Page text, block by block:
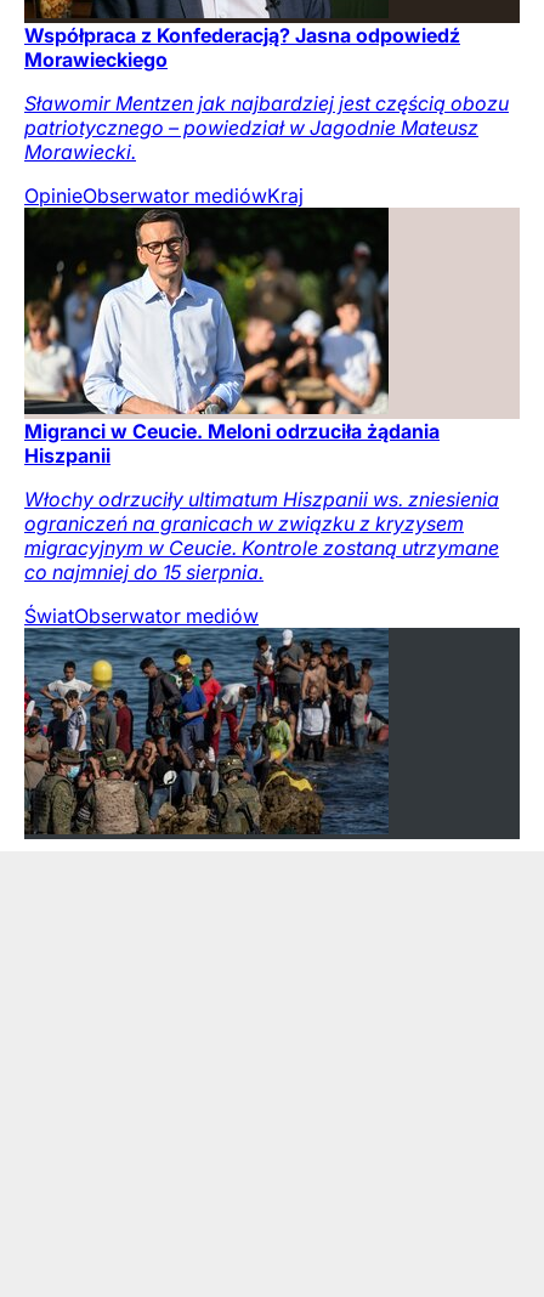
Współpraca z Konfederacją? Jasna odpowiedź
Morawieckiego
Sławomir Mentzen jak najbardziej jest częścią obozu
patriotycznego – powiedział w Jagodnie Mateusz
Morawiecki.
OpinieObserwator mediówKraj
Migranci w Ceucie. Meloni odrzuciła żądania
Hiszpanii
Włochy odrzuciły ultimatum Hiszpanii ws. zniesienia
ograniczeń na granicach w związku z kryzysem
migracyjnym w Ceucie. Kontrole zostaną utrzymane
co najmniej do 15 sierpnia.
ŚwiatObserwator mediów